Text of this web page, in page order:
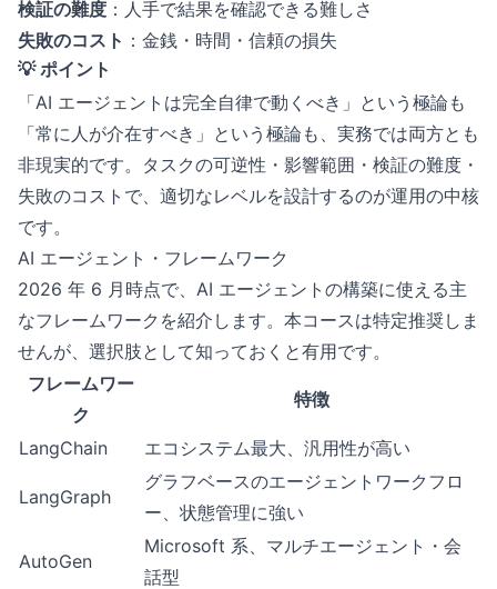
検証の難度 ：人手で結果を確認できる難しさ
失敗のコスト ：金銭・時間・信頼の損失
💡 ポイント
「AI エージェントは完全自律で動くべき」という極論も
「常に人が介在すべき」という極論も、実務では両方とも
非現実的です。タスクの可逆性・影響範囲・検証の難度・
失敗のコストで、適切なレベルを設計するのが運用の中核
です。
AI エージェント・フレームワーク
2026 年 6 月時点で、AI エージェントの構築に使える主
なフレームワークを紹介します。本コースは特定推奨しま
せんが、選択肢として知っておくと有用です。
フレームワー
ク
特徴
LangChain エコシステム最大、汎用性が高い
LangGraph
グラフベースのエージェントワークフロ
ー、状態管理に強い
AutoGen
Microsoft 系、マルチエージェント・会
話型